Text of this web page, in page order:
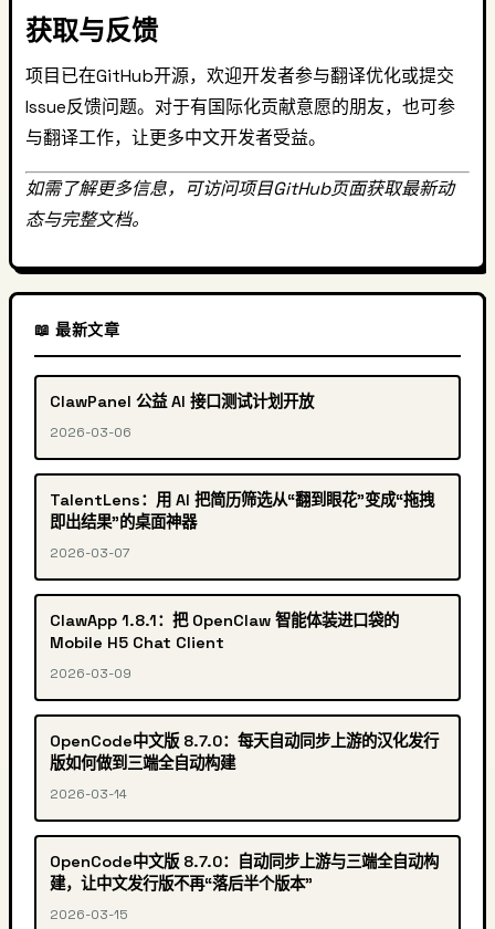
获取与反馈
项目已在GitHub开源，欢迎开发者参与翻译优化或提交
Issue反馈问题。对于有国际化贡献意愿的朋友，也可参
与翻译工作，让更多中文开发者受益。
如需了解更多信息，可访问项目GitHub页面获取最新动
态与完整文档。
📖 最新文章
ClawPanel 公益 AI 接口测试计划开放
2026-03-06
TalentLens：用 AI 把简历筛选从“翻到眼花”变成“拖拽
即出结果”的桌面神器
2026-03-07
ClawApp 1.8.1：把 OpenClaw 智能体装进口袋的
Mobile H5 Chat Client
2026-03-09
OpenCode中文版 8.7.0：每天自动同步上游的汉化发行
版如何做到三端全自动构建
2026-03-14
OpenCode中文版 8.7.0：自动同步上游与三端全自动构
建，让中文发行版不再“落后半个版本”
2026-03-15